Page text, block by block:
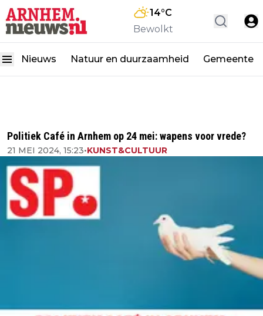
14°C
Bewolkt
Nieuws Natuur en duurzaamheid Gemeente
Politiek Café in Arnhem op 24 mei: wapens voor vrede?
21 MEI 2024, 15:23•KUNST&CULTUUR